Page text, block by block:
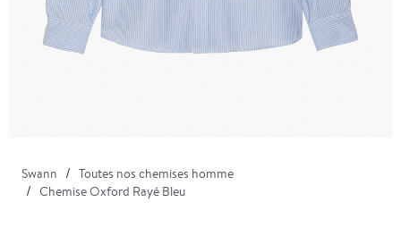
Swann
Toutes nos chemises homme
Chemise Oxford Rayé Bleu